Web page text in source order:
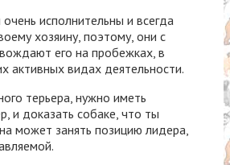
исполнительны и всегда
хозяину, поэтому, они с
его на пробежках, в
активных видах деятельности.
терьера, нужно иметь
и доказать собаке, что ты
может занять позицию лидера,